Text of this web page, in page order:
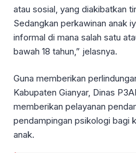
atau sosial, yang diakibatkan
Sedangkan perkawinan anak
informal di mana salah satu
bawah 18 tahun,” jelasnya.
Guna memberikan
Kabupaten Gianyar, Dinas
memberikan pelayanan
pendampingan psikologi bagi
anak.